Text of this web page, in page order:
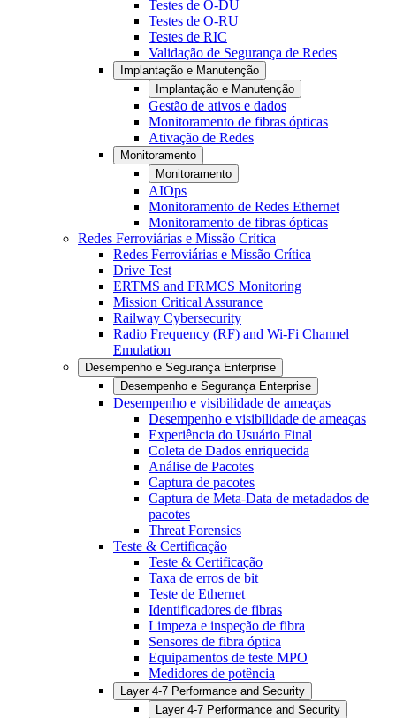
Testes de O-DU
Testes de O-RU
Testes de RIC
Validação de Segurança de Redes
Implantação e Manutenção
Implantação e Manutenção
Gestão de ativos e dados
Monitoramento de fibras ópticas
Ativação de Redes
Monitoramento
Monitoramento
AIOps
Monitoramento de Redes Ethernet
Monitoramento de fibras ópticas
Redes Ferroviárias e Missão Crítica
Redes Ferroviárias e Missão Crítica
Drive Test
ERTMS and FRMCS Monitoring
Mission Critical Assurance
Railway Cybersecurity
Radio Frequency (RF) and Wi-Fi Channel
Emulation
Desempenho e Segurança Enterprise
Desempenho e Segurança Enterprise
Desempenho e visibilidade de ameaças
Desempenho e visibilidade de ameaças
Experiência do Usuário Final
Coleta de Dados enriquecida
Análise de Pacotes
Captura de pacotes
Captura de Meta-Data de metadados de
pacotes
Threat Forensics
Teste & Certificação
Teste & Certificação
Taxa de erros de bit
Teste de Ethernet
Identificadores de fibras
Limpeza e inspeção de fibra
Sensores de fibra óptica
Equipamentos de teste MPO
Medidores de potência
Layer 4-7 Performance and Security
Layer 4-7 Performance and Security